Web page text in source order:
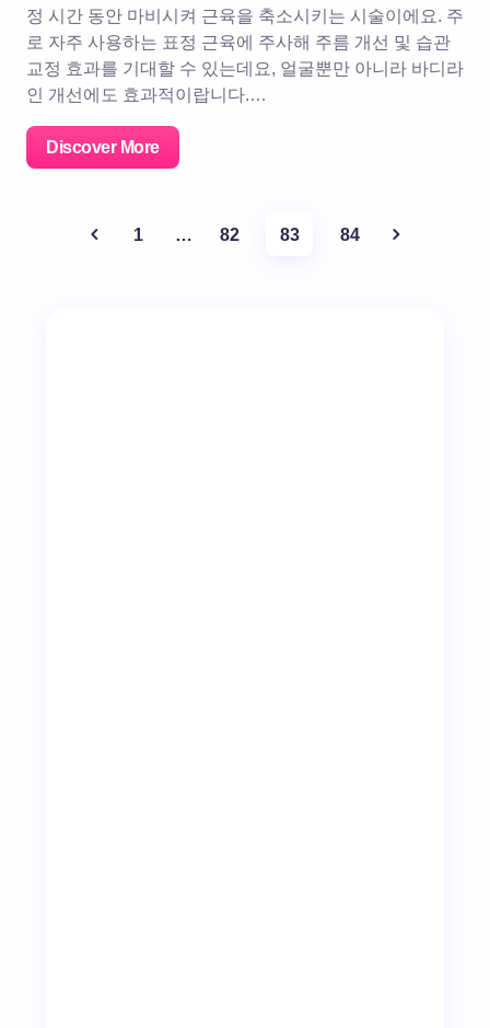
정 시간 동안 마비시켜 근육을 축소시키는 시술이에요. 주
로 자주 사용하는 표정 근육에 주사해 주름 개선 및 습관
교정 효과를 기대할 수 있는데요, 얼굴뿐만 아니라 바디라
인 개선에도 효과적이랍니다.…
Discover More
1 … 82 83 84